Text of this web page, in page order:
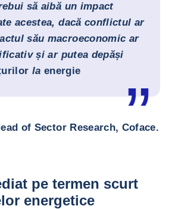
să aibă un impact
acestea, dacă conflictul ar
său macroeconomic ar
și ar putea depăși
la energie
of Sector Research, Coface.
pe termen scurt
energetice